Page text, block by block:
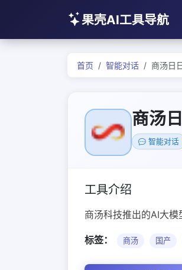
果壳AI工具导航
首页 智能对话 商汤日
商汤
智能对话
工具介绍
商汤科技推出的AI大模
标签： 商汤 国产